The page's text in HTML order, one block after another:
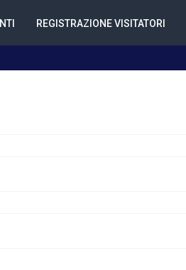
REGISTRAZIONE VISITATORI